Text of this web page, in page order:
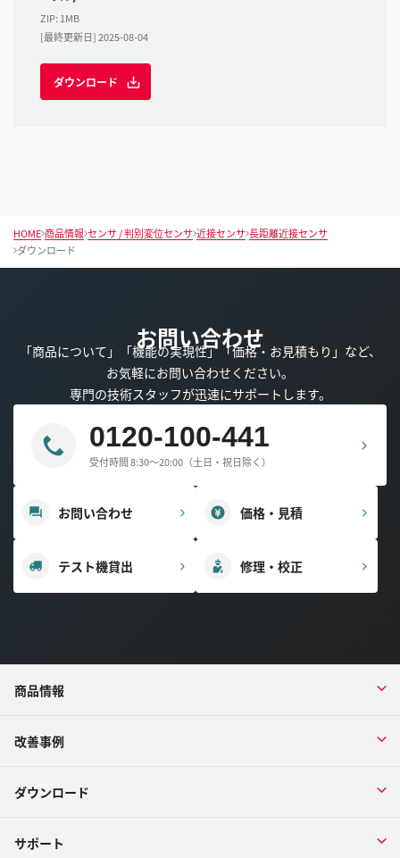
ZIP: 1MB
[最終更新日] 2025-08-04
ダウンロード
HOME 商品情報 センサ / 判別変位センサ 近接センサ 長距離近接センサ
ダウンロード
お問い合わせ
「商品について」「機能の実現性」「価格・お見積もり」など、
お気軽にお問い合わせください。
専門の技術スタッフが迅速にサポートします。
0120-100-441
受付時間 8:30～20:00（土日・祝日除く）
お問い合わせ 価格・見積
テスト機貸出 修理・校正
商品情報
改善事例
ダウンロード
サポート